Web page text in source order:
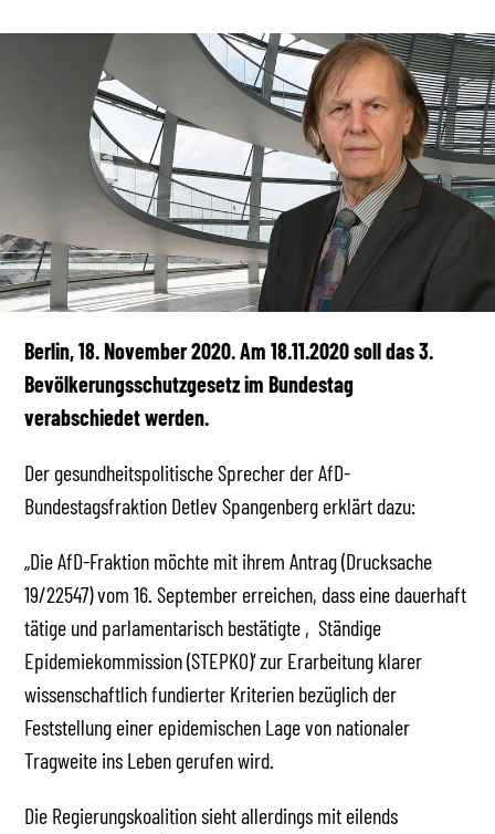
MEDIATHEK
Berlin, 18. November 2020. Am 18.11.2020 soll das 3.
Bevölkerungsschutzgesetz im Bundestag
verabschiedet werden.
Der gesundheitspolitische Sprecher der AfD-
Bundestagsfraktion Detlev Spangenberg erklärt dazu:
„Die AfD-Fraktion möchte mit ihrem Antrag (Drucksache
19/22547) vom 16. September erreichen, dass eine dauerhaft
tätige und parlamentarisch bestätigte ‚Ständige
Epidemiekommission (STEPKO)‘ zur Erarbeitung klarer
wissenschaftlich fundierter Kriterien bezüglich der
Feststellung einer epidemischen Lage von nationaler
Tragweite ins Leben gerufen wird.
Die Regierungskoalition sieht allerdings mit eilends